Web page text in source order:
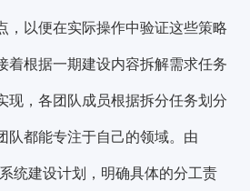
，以便在实际操作中验证这些策略
着根据一期建设内容拆解需求任务
现，各团队成员根据拆分任务划分
队都能专注于自己的领域。 由
统建设计划，明确具体的分工责